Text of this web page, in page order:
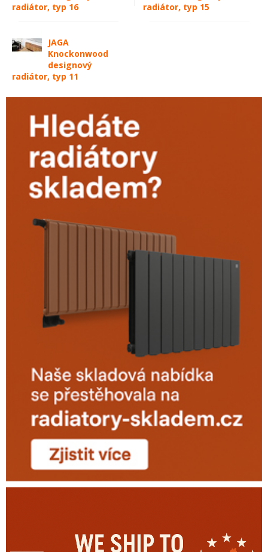
radiátor, typ 16
radiátor, typ 15
JAGA
Knockonwood
designový
radiátor, typ 11